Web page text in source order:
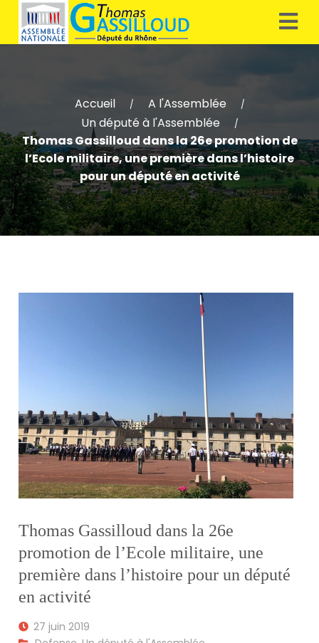
Accueil / A l'Assemblée /
Un député à l'Assemblée /
Thomas Gassilloud dans la 26e promotion de
l’Ecole militaire, une première dans l’histoire
pour un député en activité
Thomas Gassilloud dans la 26e
promotion de l’Ecole militaire, une
première dans l’histoire pour un député
en activité
27 juin 2019